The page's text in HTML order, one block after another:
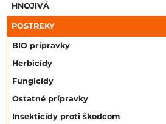
HNOJIVÁ
POSTREKY
BIO prípravky
Herbicídy
Fungicídy
Ostatné prípravky
Insekticídy proti škodcom